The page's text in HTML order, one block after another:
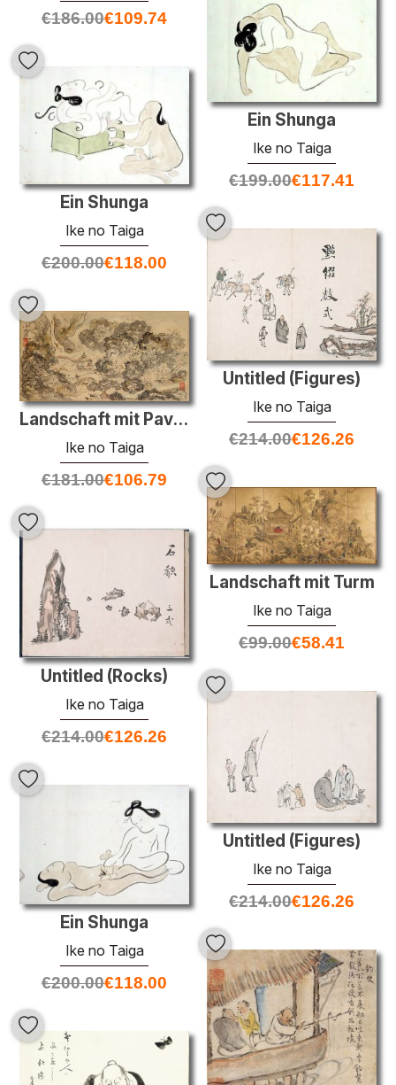
€186.00€109.74
Ein Shunga
Ike no Taiga
€199.00€117.41
Ein Shunga
Ike no Taiga
€200.00€118.00
Untitled (Figures)
Ike no Taiga
€214.00€126.26
Landschaft mit Pavillon, Hänge Scroll
Ike no Taiga
€181.00€106.79
Landschaft mit Turm
Ike no Taiga
€99.00€58.41
Untitled (Rocks)
Ike no Taiga
€214.00€126.26
Untitled (Figures)
Ike no Taiga
€214.00€126.26
Ein Shunga
Ike no Taiga
€200.00€118.00